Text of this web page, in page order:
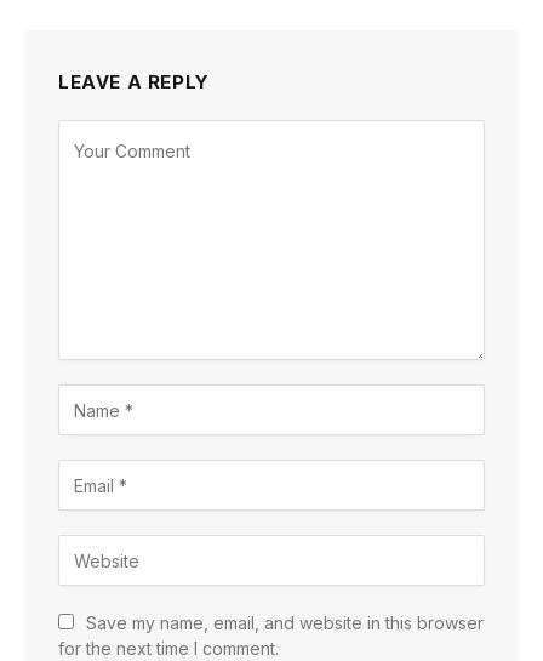
LEAVE A REPLY
Save my name, email, and website in this browser
for the next time I comment.